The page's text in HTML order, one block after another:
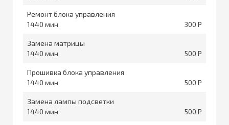
Ремонт блока управления
1440
300
Замена матрицы
1440
500
Прошивка блока управления
1440
500
Замена лампы подсветки
1440
500